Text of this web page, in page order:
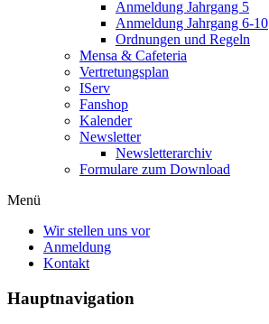
Anmeldung Jahrgang 5
Anmeldung Jahrgang 6-10
Ordnungen und Regeln
Mensa & Cafeteria
Vertretungsplan
IServ
Fanshop
Kalender
Newsletter
Newsletterarchiv
Formulare zum Download
Menü
Wir stellen uns vor
Anmeldung
Kontakt
Hauptnavigation